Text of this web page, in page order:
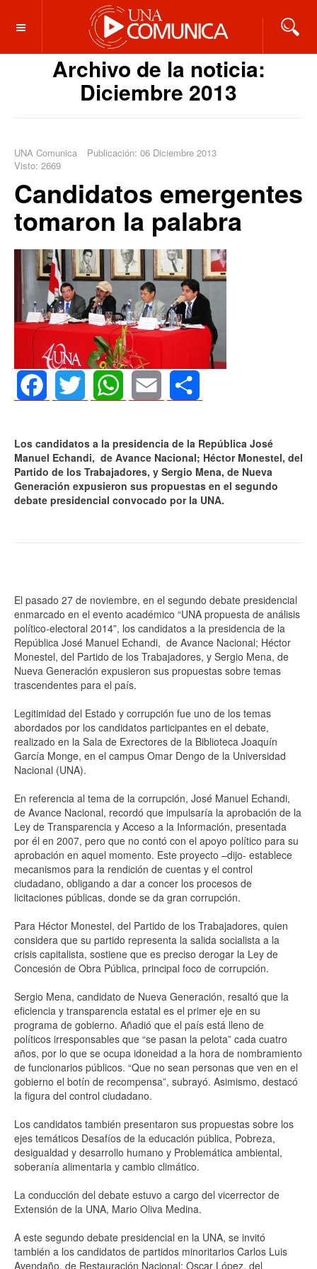
OFF CANVAS
Archivo de la noticia:
Diciembre 2013
UNA Comunica
Publicación: 06 Diciembre 2013
Visto: 2669
Candidatos emergentes
tomaron la palabra
Los candidatos a la presidencia de la República José
Manuel Echandi, de Avance Nacional; Héctor Monestel, del
Partido de los Trabajadores, y Sergio Mena, de Nueva
Generación expusieron sus propuestas en el segundo
debate presidencial convocado por la UNA.
El pasado 27 de noviembre, en el segundo debate presidencial
enmarcado en el evento académico “UNA propuesta de análisis
político-electoral 2014”, los candidatos a la presidencia de la
República José Manuel Echandi, de Avance Nacional; Héctor
Monestel, del Partido de los Trabajadores, y Sergio Mena, de
Nueva Generación expusieron sus propuestas sobre temas
trascendentes para el país.
Legitimidad del Estado y corrupción fue uno de los temas
abordados por los candidatos participantes en el debate,
realizado en la Sala de Exrectores de la Biblioteca Joaquín
García Monge, en el campus Omar Dengo de la Universidad
Nacional (UNA).
En referencia al tema de la corrupción, José Manuel Echandi,
de Avance Nacional, recordó que impulsaría la aprobación de la
Ley de Transparencia y Acceso a la Información, presentada
por él en 2007, pero que no contó con el apoyo político para su
aprobación en aquel momento. Este proyecto –dijo- establece
mecanismos para la rendición de cuentas y el control
ciudadano, obligando a dar a concer los procesos de
licitaciones públicas, donde se da gran corrupción.
Para Héctor Monestel, del Partido de los Trabajadores, quien
considera que su partido representa la salida socialista a la
crisis capitalista, sostiene que es preciso derogar la Ley de
Concesión de Obra Pública, principal foco de corrupción.
Sergio Mena, candidato de Nueva Generación, resaltó que la
eficiencia y transparencia estatal es el primer eje en su
programa de gobierno. Añadió que el país está lleno de
políticos irresponsables que “se pasan la pelota” cada cuatro
años, por lo que se ocupa idoneidad a la hora de nombramiento
de funcionarios públicos. “Que no sean personas que ven en el
gobierno el botín de recompensa”, subrayó. Asimismo, destacó
la figura del control ciudadano.
Los candidatos también presentaron sus propuestas sobre los
ejes temáticos Desafíos de la educación pública, Pobreza,
desigualdad y desarrollo humano y Problemática ambiental,
soberanía alimentaria y cambio climático.
La conducción del debate estuvo a cargo del vicerrector de
Extensión de la UNA, Mario Oliva Medina.
A este segundo debate presidencial en la UNA, se invitó
también a los candidatos de partidos minoritarios Carlos Luis
Avendaño, de Restauración Nacional; Oscar López, del